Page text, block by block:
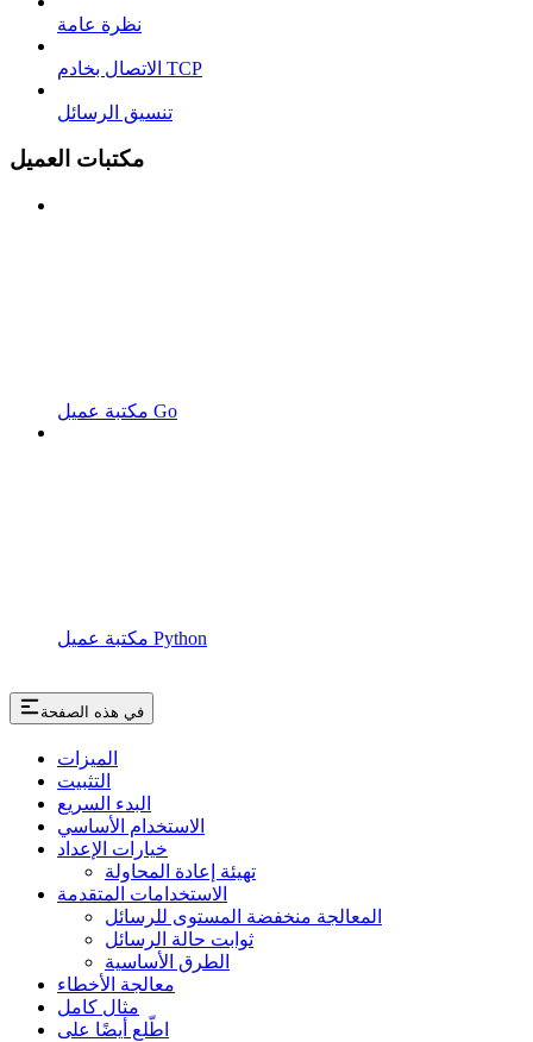
نظرة عامة
الاتصال بخادم TCP
تنسيق الرسائل
مكتبات العميل
مكتبة عميل Go
مكتبة عميل Python
في هذه الصفحة
الميزات
التثبيت
البدء السريع
الاستخدام الأساسي
خيارات الإعداد
تهيئة إعادة المحاولة
الاستخدامات المتقدمة
المعالجة منخفضة المستوى للرسائل
ثوابت حالة الرسائل
الطرق الأساسية
معالجة الأخطاء
مثال كامل
اطّلع أيضًا على